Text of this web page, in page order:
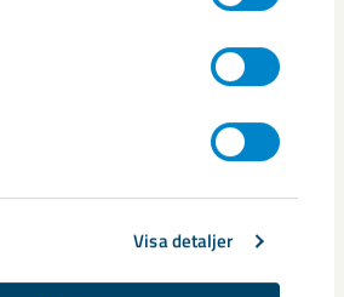
Visa detaljer